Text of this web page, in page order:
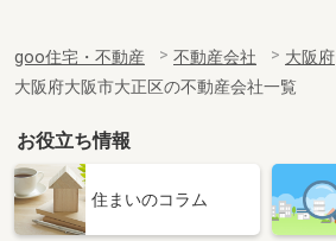
goo住宅・不動産 不動産会社 大阪府
大阪府大阪市大正区の不動産会社一覧
お役立ち情報
住まいのコラム